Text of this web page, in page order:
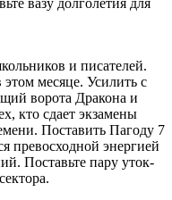
вазу долголетия для
и писателей.
месяце. Усилить с
ворота Дракона и
кто сдает экзамены
Поставить Пагоду 7
превосходной энергией
Поставьте пару уток-